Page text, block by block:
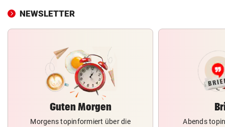
NEWSLETTER
Guten Morgen
Morgens topinformiert über die
Abends